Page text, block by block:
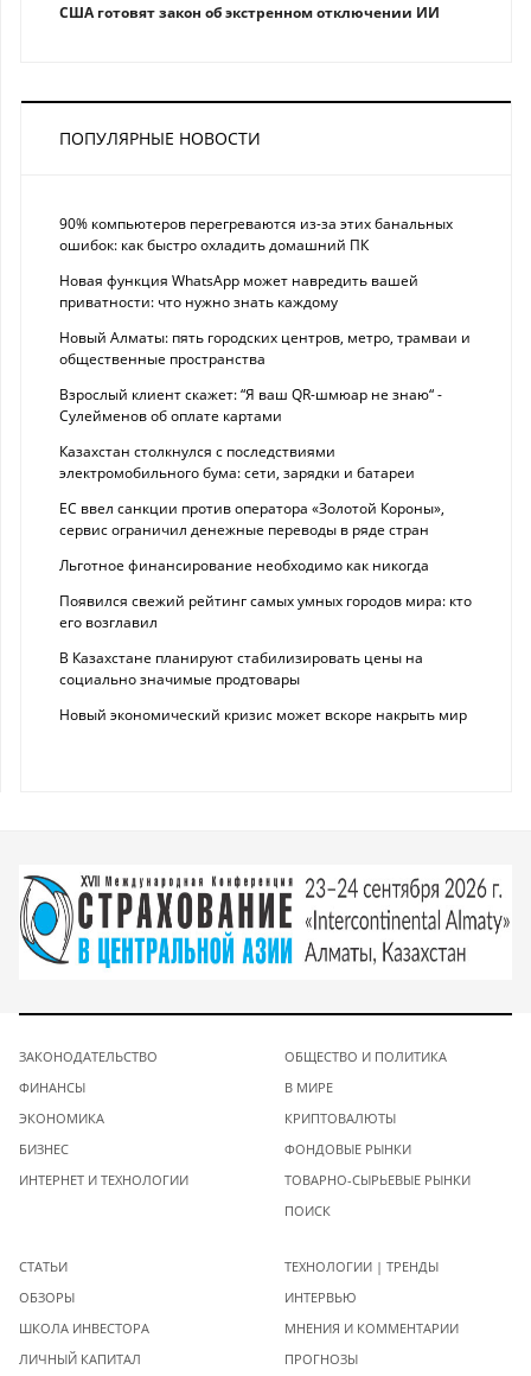
США готовят закон об экстренном отключении ИИ
ПОПУЛЯРНЫЕ НОВОСТИ
90% компьютеров перегреваются из-за этих банальных
ошибок: как быстро охладить домашний ПК
Новая функция WhatsApp может навредить вашей
приватности: что нужно знать каждому
Новый Алматы: пять городских центров, метро, трамваи и
общественные пространства
Взрослый клиент скажет: “Я ваш QR-шмюар не знаю“ -
Сулейменов об оплате картами
Казахстан столкнулся с последствиями
электромобильного бума: сети, зарядки и батареи
ЕС ввел санкции против оператора «Золотой Короны»,
сервис ограничил денежные переводы в ряде стран
Льготное финансирование необходимо как никогда
Появился свежий рейтинг самых умных городов мира: кто
его возглавил
В Казахстане планируют стабилизировать цены на
социально значимые продтовары
Новый экономический кризис может вскоре накрыть мир
ЗАКОНОДАТЕЛЬСТВО
ФИНАНСЫ
ЭКОНОМИКА
БИЗНЕС
ИНТЕРНЕТ И ТЕХНОЛОГИИ
ОБЩЕСТВО И ПОЛИТИКА
В МИРЕ
КРИПТОВАЛЮТЫ
ФОНДОВЫЕ РЫНКИ
ТОВАРНО-СЫРЬЕВЫЕ РЫНКИ
ПОИСК
СТАТЬИ
ОБЗОРЫ
ШКОЛА ИНВЕСТОРА
ЛИЧНЫЙ КАПИТАЛ
ТЕХНОЛОГИИ | ТРЕНДЫ
ИНТЕРВЬЮ
МНЕНИЯ И КОММЕНТАРИИ
ПРОГНОЗЫ